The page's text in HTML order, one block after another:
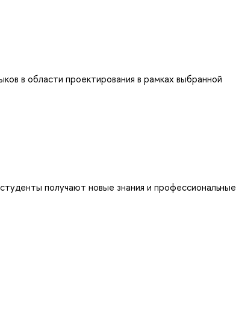
в области проектирования в рамках выбранной
получают новые знания и профессиональные